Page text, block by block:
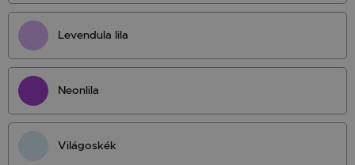
Levendula lila
Neonlila
Világoskék